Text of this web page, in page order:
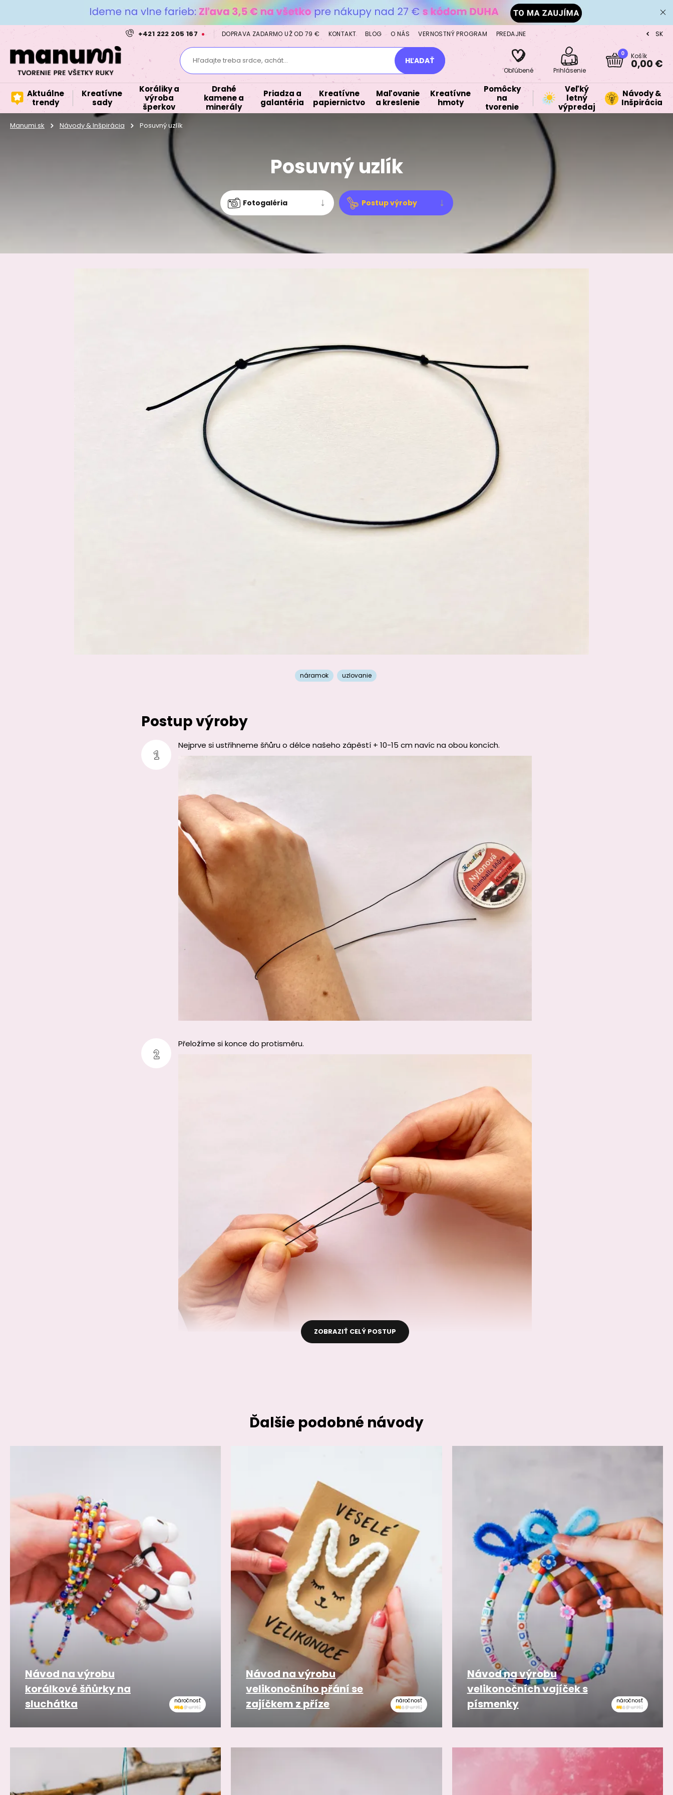
+421 222 205 167 DOPRAVA ZADARMO UŽ OD 79 € KONTAKT BLOG O NÁS VERNOSTNÝ PROGRAM PREDAJNE CZ
SK
Hľadajte treba srdce, achát... HĽADAŤ
Obľúbené Prihlásenie
0 Košík
0,00 €
Aktuálne
trendy
Kreatívne
sady
Koráliky a
výroba
šperkov
Drahé
kamene a
minerály
Priadza a
galantéria
Kreatívne
papiernictvo
Maľovanie
a kreslenie
Kreatívne
hmoty
Pomôcky
na
tvorenie
Veľký
letný
výpredaj
Návody &
Inšpirácia
Manumi.sk Návody & Inšpirácia Posuvný uzlík
Posuvný uzlík
Fotogaléria Postup výroby
náramok uzlovanie
Postup výroby
Nejprve si ustřihneme šňůru o délce našeho zápěstí + 10-15 cm navíc na obou koncích.
Přeložíme si konce do protisměru.
ZOBRAZIŤ CELÝ POSTUP
Ďalšie podobné návody
náročnosť
Návod na výrobu
korálkové šňůrky na
sluchátka
náročnosť
Návod na výrobu
velikonočního přání se
zajíčkem z příze
náročnosť
Návod na výrobu
velikonočních vajíček s
písmenky